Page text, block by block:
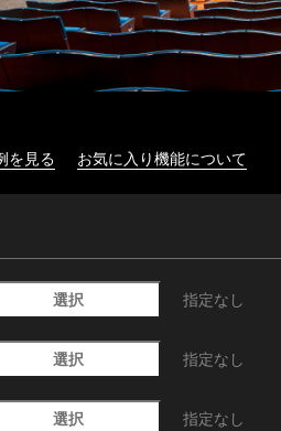
を見る お気に入り機能について
選択 指定なし
選択 指定なし
選択 指定なし